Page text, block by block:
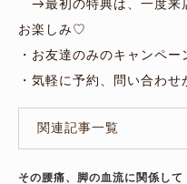
→最初の特典は、一度来
お楽しみ♡
・お友達のみのキャンペー
・気軽に予約、問い合わせ
関連記事一覧
その腰痛、脚の血流に関係して